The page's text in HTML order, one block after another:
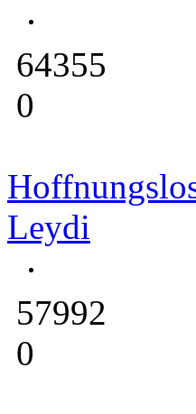
64355
0
Leydi
57992
0